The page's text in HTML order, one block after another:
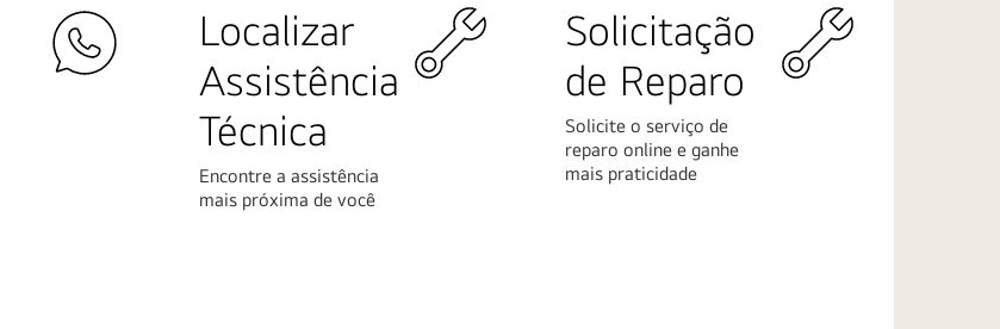
Localizar
Assistência
Técnica
Encontre a assistência
mais próxima de você
Solicitação
de Reparo
Solicite o serviço de
reparo online e ganhe
mais praticidade